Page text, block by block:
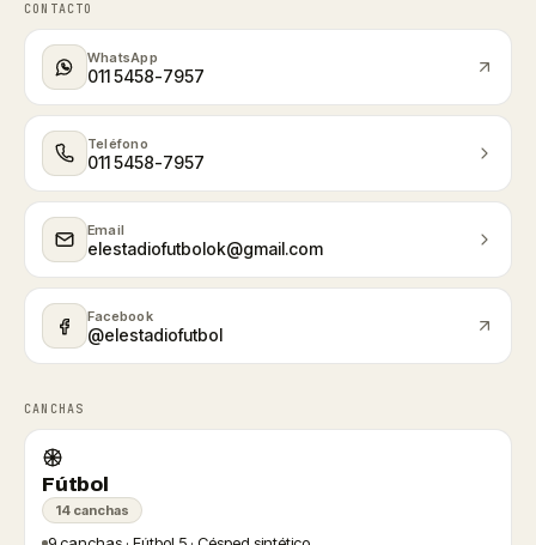
CONTACTO
WhatsApp
011 5458-7957
Teléfono
011 5458-7957
Email
elestadiofutbolok@gmail.com
Facebook
@elestadiofutbol
CANCHAS
Fútbol
14 canchas